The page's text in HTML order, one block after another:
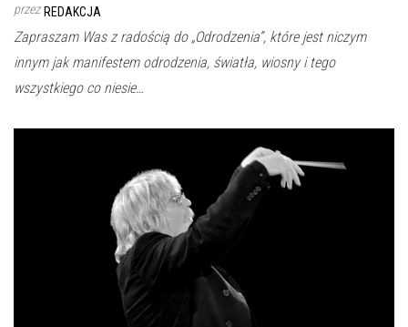
przez REDAKCJA
Zapraszam Was z radością do „Odrodzenia”, które jest niczym
innym jak manifestem odrodzenia, światła, wiosny i tego
wszystkiego co niesie…